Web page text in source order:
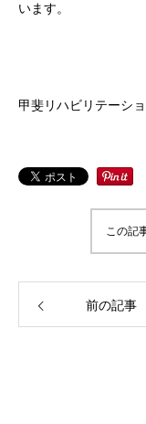
います。
甲斐リハビリテーシ
この記
前の記事